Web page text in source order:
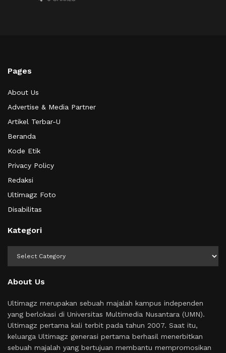
Pages
About Us
Advertise & Media Partner
Artikel Terbar-U
Beranda
Kode Etik
Privacy Policy
Redaksi
Ultimagz Foto
Disabilitas
Kategori
About Us
Ultimagz merupakan sebuah majalah kampus independen
yang berlokasi di Universitas Multimedia Nusantara (UMN).
Ultimagz pertama kali terbit pada tahun 2007. Saat itu,
keluarga Ultimagz generasi pertama berhasil menerbitkan
sebuah majalah yang bertujuan membantu mempromosikan